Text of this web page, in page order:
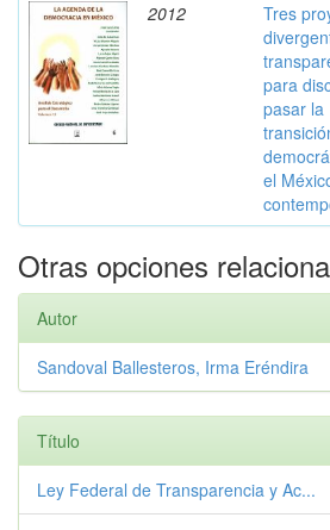
2012
Tres
para
pasar la
el
Otras opciones
Autor
Sandoval Ballesteros, Irma Eréndira
Título
Ley Federal de Transparencia y Ac...